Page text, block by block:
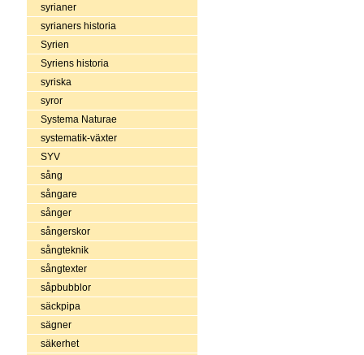
syrianer
syrianers historia
Syrien
Syriens historia
syriska
syror
Systema Naturae
systematik-växter
SYV
sång
sångare
sånger
sångerskor
sångteknik
sångtexter
såpbubblor
säckpipa
sägner
säkerhet